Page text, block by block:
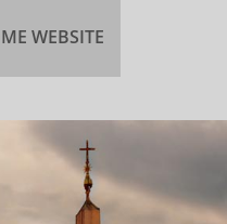
WEBSITE